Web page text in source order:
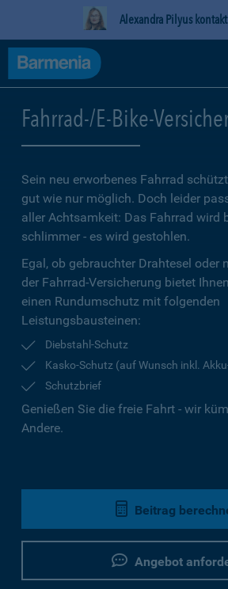
Alexandra Pilyus
Fahrrad-/E-Bike-
Sein neu erworbenes Fahrrad
gut wie nur möglich. Doch leider
aller Achtsamkeit: Das Fahrrad wird
schlimmer - es wird gestohlen.
Egal, ob gebrauchter Drahtesel oder
der Fahrrad-Versicherung bietet
einen Rundumschutz mit folgenden
Leistungsbausteinen:
Diebstahl-Schutz
Kasko-Schutz (auf Wunsch inkl.
Schutzbrief
Genießen Sie die freie Fahrt - wir
Andere.
Beitrag
Angebot